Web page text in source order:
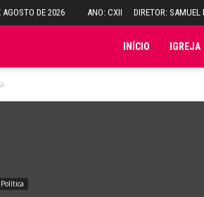
AGOSTO DE 2026 ANO: CXII DIRETOR: SAMUEL
INÍCIO IGREJA
Política